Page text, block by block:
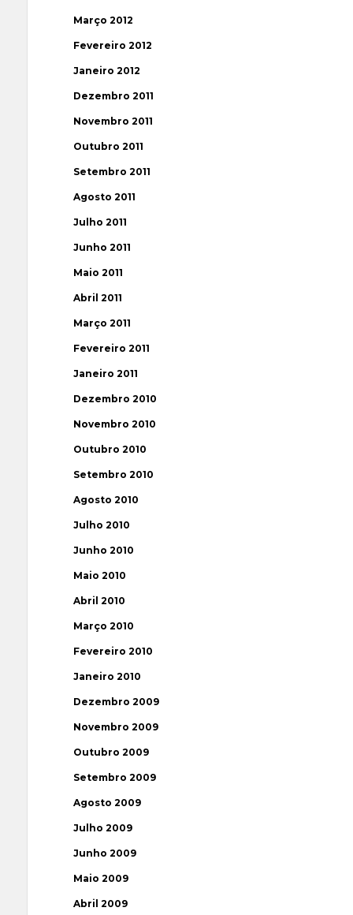
Março 2012
Fevereiro 2012
Janeiro 2012
Dezembro 2011
Novembro 2011
Outubro 2011
Setembro 2011
Agosto 2011
Julho 2011
Junho 2011
Maio 2011
Abril 2011
Março 2011
Fevereiro 2011
Janeiro 2011
Dezembro 2010
Novembro 2010
Outubro 2010
Setembro 2010
Agosto 2010
Julho 2010
Junho 2010
Maio 2010
Abril 2010
Março 2010
Fevereiro 2010
Janeiro 2010
Dezembro 2009
Novembro 2009
Outubro 2009
Setembro 2009
Agosto 2009
Julho 2009
Junho 2009
Maio 2009
Abril 2009